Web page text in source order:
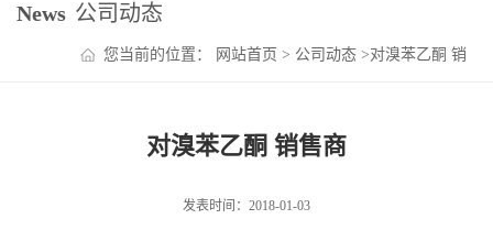
News 公司动态
您当前的位置： 网站首页 > 公司动态 >对溴苯乙酮 销
对溴苯乙酮 销售商
发表时间：2018-01-03